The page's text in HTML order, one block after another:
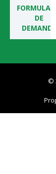
FORMULAIRE
DE
DEMANDE
©